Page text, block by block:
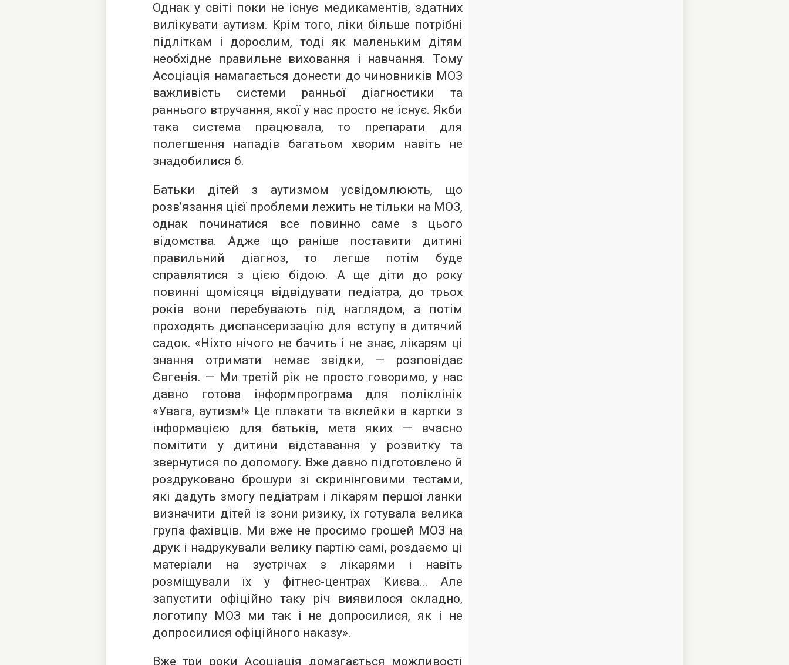
Однак у світі поки не існує медикаментів, здатних
вилікувати аутизм. Крім того, ліки більше потрібні
підліткам і дорослим, тоді як маленьким дітям
необхідне правильне виховання і навчання. Тому
Асоціація намагається донести до чиновників МОЗ
важливість системи ранньої діагностики та
раннього втручання, якої у нас просто не існує. Якби
така система працювала, то препарати для
полегшення нападів багатьом хворим навіть не
знадобилися б.
Батьки дітей з аутизмом усвідомлюють, що
розв’язання цієї проблеми лежить не тільки на МОЗ,
однак починатися все повинно саме з цього
відомства. Адже що раніше поставити дитині
правильний діагноз, то легше потім буде
справлятися з цією бідою. А ще діти до року
повинні щомісяця відвідувати педіатра, до трьох
років вони перебувають під наглядом, а потім
проходять диспансеризацію для вступу в дитячий
садок. «Ніхто нічого не бачить і не знає, лікарям ці
знання отримати немає звідки, — розповідає
Євгенія. — Ми третій рік не просто говоримо, у нас
давно готова інформпрограма для поліклінік
«Увага, аутизм!» Це плакати та вклейки в картки з
інформацією для батьків, мета яких — вчасно
помітити у дитини відставання у розвитку та
звернутися по допомогу. Вже давно підготовлено й
роздруковано брошури зі скринінговими тестами,
які дадуть змогу педіатрам і лікарям першої ланки
визначити дітей із зони ризику, їх готувала велика
група фахівців. Ми вже не просимо грошей МОЗ на
друк і надрукували велику партію самі, роздаємо ці
матеріали на зустрічах з лікарями і навіть
розміщували їх у фітнес-центрах Києва... Але
запустити офіційно таку річ виявилося складно,
логотипу МОЗ ми так і не допросилися, як і не
допросилися офіційного наказу».
Вже три роки Асоціація домагається можливості